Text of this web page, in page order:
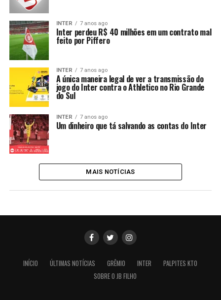
INTER 7 anos ago
Inter perdeu R$ 40 milhões em um contrato mal
feito por Piffero
INTER 7 anos ago
A única maneira legal de ver a transmissão do
jogo do Inter contra o Athletico no Rio Grande
do Sul
INTER 7 anos ago
Um dinheiro que tá salvando as contas do Inter
MAIS NOTÍCIAS
INÍCIO ÚLTIMAS NOTÍCIAS GRÊMIO INTER
PALPITES KTO
SOBRE O JB FILHO